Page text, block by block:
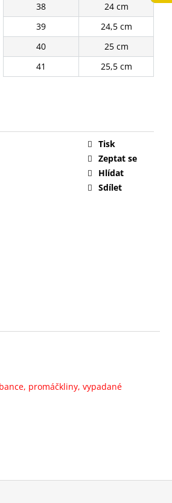
38
24 cm
39
24,5 cm
40
25 cm
41
25,5 cm
Tisk
Zeptat se
Hlídat
Sdílet
promáčkliny, vypadané